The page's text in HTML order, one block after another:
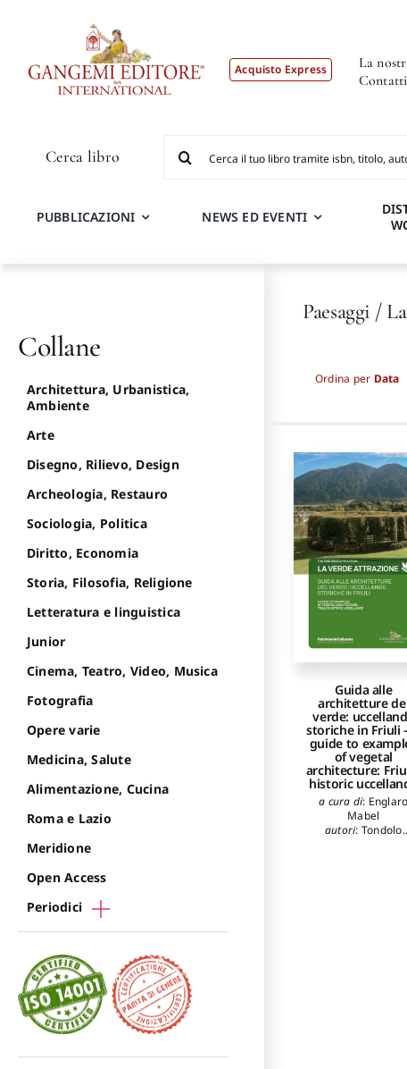
Acquisto Express
La
Contatti
Cerca libro
per:
PUBBLICAZIONI NEWS ED EVENTI
Paesaggi /
Ordina per Data
Guida alle
architetture
verde:
storiche in Friuli
guide to
of vegetal
architecture:
historic
a cura di: Englaro
Mabel
autori: Tondolo
Collane
Architettura, Urbanistica,
Ambiente
Arte
Disegno, Rilievo, Design
Archeologia, Restauro
Sociologia, Politica
Diritto, Economia
Storia, Filosofia, Religione
Letteratura e linguistica
Junior
Cinema, Teatro, Video, Musica
Fotografia
Opere varie
Medicina, Salute
Alimentazione, Cucina
Roma e Lazio
Meridione
Open Access
Periodici